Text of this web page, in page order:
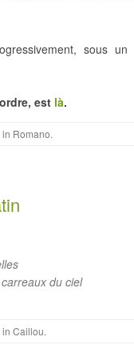
sous un
est là.
in Romano.
du ciel
in Caillou.